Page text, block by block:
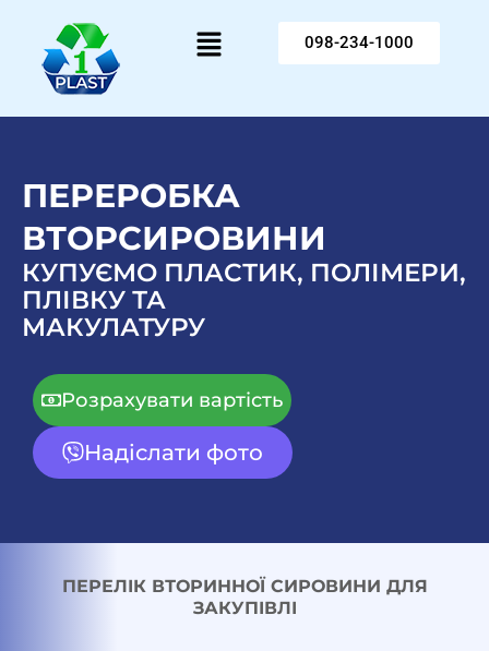
вмісту
Menu 098-234-1000
ПЕРЕРОБКА
ВТОРСИРОВИНИ
КУПУЄМО ПЛАСТИК, ПОЛІМЕРИ,
ПЛІВКУ ТА
МАКУЛАТУРУ
Розрахувати вартість
Надіслати фото
ПЕРЕЛІК ВТОРИННОЇ СИРОВИНИ ДЛЯ
ЗАКУПІВЛІ